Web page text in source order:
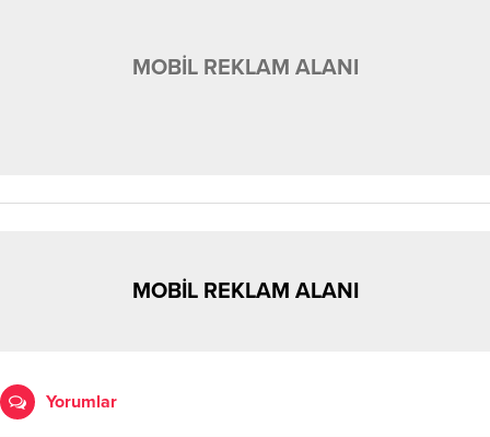
MOBİL REKLAM ALANI
MOBİL REKLAM ALANI
Yorumlar